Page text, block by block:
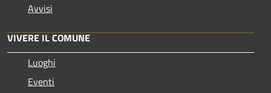
Avvisi
VIVERE IL COMUNE
Luoghi
Eventi